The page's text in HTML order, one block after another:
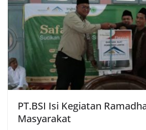
PT.BSI Isi Kegiatan
Masyarakat